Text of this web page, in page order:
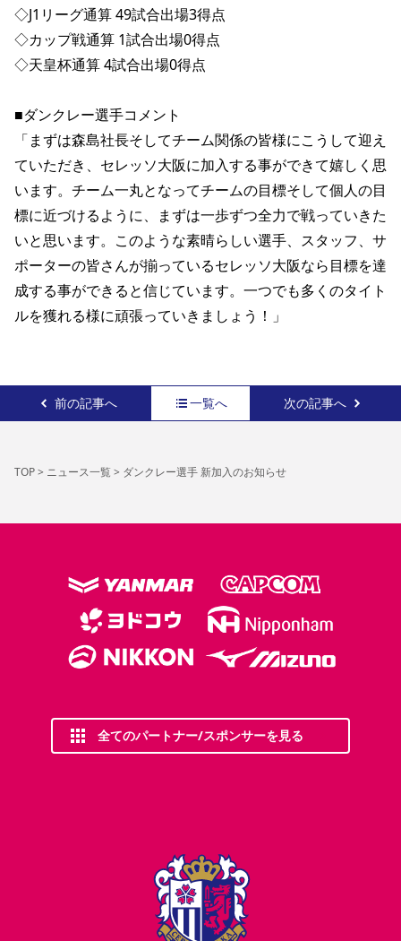
◇J1リーグ通算 49試合出場3得点
◇カップ戦通算 1試合出場0得点
◇天皇杯通算 4試合出場0得点
■ダンクレー選手コメント
「まずは森島社長そしてチーム関係の皆様にこうして迎え
ていただき、セレッソ大阪に加入する事ができて嬉しく思
います。チーム一丸となってチームの目標そして個人の目
標に近づけるように、まずは一歩ずつ全力で戦っていきた
いと思います。このような素晴らしい選手、スタッフ、サ
ポーターの皆さんが揃っているセレッソ大阪なら目標を達
成する事ができると信じています。一つでも多くのタイト
ルを獲れる様に頑張っていきましょう！」
前の記事へ 一覧へ 次の記事へ
TOP> ニュース一覧> ダンクレー選手 新加入のお知らせ
全てのパートナー/スポンサーを見る